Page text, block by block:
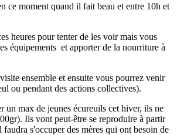
ce moment quand il fait beau et entre 10h et
heures pour tenter de les voir mais vous
équipements et apporter de la nourriture à
ensemble et ensuite vous pourrez venir
ou pendant des actions collectives).
un max de jeunes écureuils cet hiver, ils ne
Ils vont peut-être se reproduire à partir
s'occuper des mères qui ont besoin de